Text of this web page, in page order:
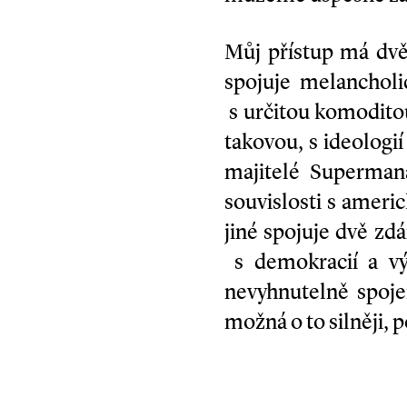
Můj přístup má
spojuje
s určitou
takovou, s
majitelé
souvislosti s
jiné spojuje dvě
s demokracií a
nevyhnutelně
možná o to silněji,